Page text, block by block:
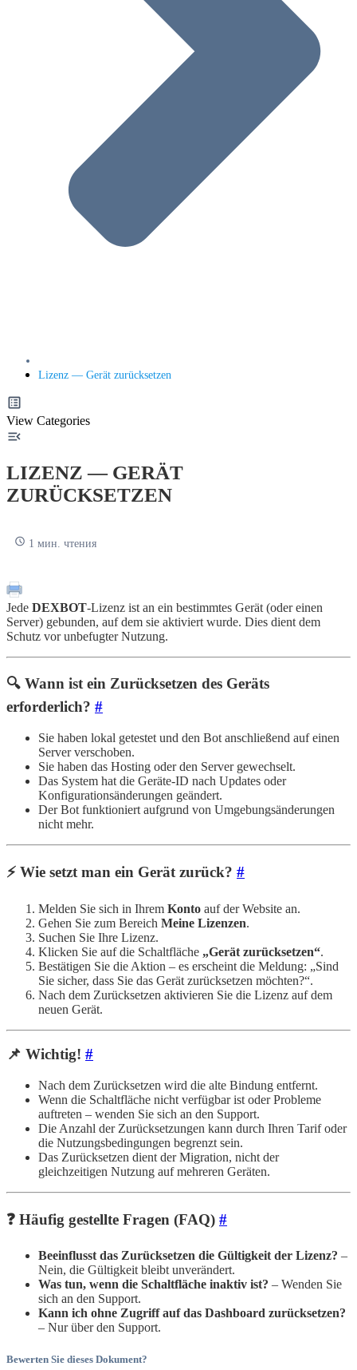
Lizenz — Gerät zurücksetzen
View Categories
LIZENZ — GERÄT
ZURÜCKSETZEN
1 мин. чтения
Jede DEXBOT-Lizenz ist an ein bestimmtes Gerät (oder einen
Server) gebunden, auf dem sie aktiviert wurde. Dies dient dem
Schutz vor unbefugter Nutzung.
🔍 Wann ist ein Zurücksetzen des Geräts
erforderlich? #
Sie haben lokal getestet und den Bot anschließend auf einen
Server verschoben.
Sie haben das Hosting oder den Server gewechselt.
Das System hat die Geräte-ID nach Updates oder
Konfigurationsänderungen geändert.
Der Bot funktioniert aufgrund von Umgebungsänderungen
nicht mehr.
⚡ Wie setzt man ein Gerät zurück? #
Melden Sie sich in Ihrem Konto auf der Website an.
Gehen Sie zum Bereich Meine Lizenzen.
Suchen Sie Ihre Lizenz.
Klicken Sie auf die Schaltfläche „Gerät zurücksetzen“.
Bestätigen Sie die Aktion – es erscheint die Meldung: „Sind
Sie sicher, dass Sie das Gerät zurücksetzen möchten?“.
Nach dem Zurücksetzen aktivieren Sie die Lizenz auf dem
neuen Gerät.
📌 Wichtig! #
Nach dem Zurücksetzen wird die alte Bindung entfernt.
Wenn die Schaltfläche nicht verfügbar ist oder Probleme
auftreten – wenden Sie sich an den Support.
Die Anzahl der Zurücksetzungen kann durch Ihren Tarif oder
die Nutzungsbedingungen begrenzt sein.
Das Zurücksetzen dient der Migration, nicht der
gleichzeitigen Nutzung auf mehreren Geräten.
❓ Häufig gestellte Fragen (FAQ) #
Beeinflusst das Zurücksetzen die Gültigkeit der Lizenz? –
Nein, die Gültigkeit bleibt unverändert.
Was tun, wenn die Schaltfläche inaktiv ist? – Wenden Sie
sich an den Support.
Kann ich ohne Zugriff auf das Dashboard zurücksetzen?
– Nur über den Support.
Bewerten Sie dieses Dokument?